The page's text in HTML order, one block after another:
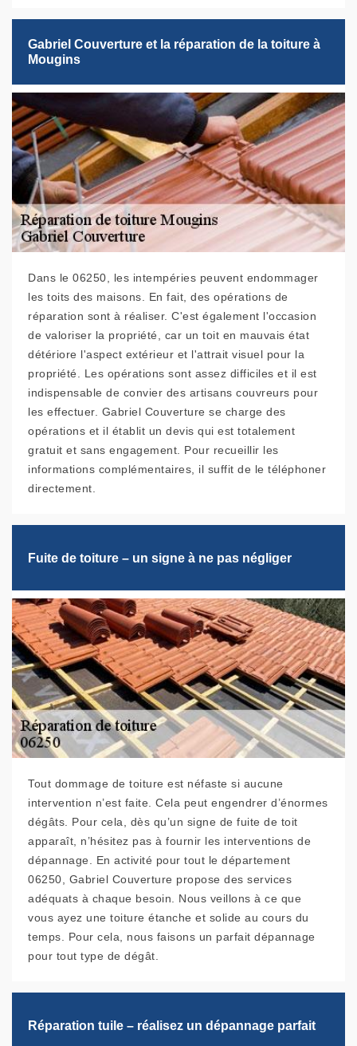
Gabriel Couverture et la réparation de la toiture à
Mougins
Dans le 06250, les intempéries peuvent endommager
les toits des maisons. En fait, des opérations de
réparation sont à réaliser. C'est également l'occasion
de valoriser la propriété, car un toit en mauvais état
détériore l'aspect extérieur et l'attrait visuel pour la
propriété. Les opérations sont assez difficiles et il est
indispensable de convier des artisans couvreurs pour
les effectuer. Gabriel Couverture se charge des
opérations et il établit un devis qui est totalement
gratuit et sans engagement. Pour recueillir les
informations complémentaires, il suffit de le téléphoner
directement.
Fuite de toiture – un signe à ne pas négliger
Tout dommage de toiture est néfaste si aucune
intervention n’est faite. Cela peut engendrer d’énormes
dégâts. Pour cela, dès qu’un signe de fuite de toit
apparaît, n’hésitez pas à fournir les interventions de
dépannage. En activité pour tout le département
06250, Gabriel Couverture propose des services
adéquats à chaque besoin. Nous veillons à ce que
vous ayez une toiture étanche et solide au cours du
temps. Pour cela, nous faisons un parfait dépannage
pour tout type de dégât.
Réparation tuile – réalisez un dépannage parfait